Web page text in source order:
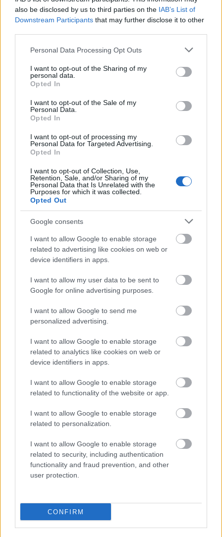
also be disclosed by us to third parties on the IAB’s List of
Downstream Participants that may further disclose it to other
Please note that this website/app uses one or more Google
not limited to your visit or usage behaviour. You may click to
grant or deny consent to Google and its third-party tags to
use your data for below specified purposes in below Google
consent section.
Personal Data Processing Opt Outs
I want to opt-out of the Sharing of my
personal data.
Opted In
I want to opt-out of the Sale of my
Personal Data.
Opted In
I want to opt-out of processing my
Personal Data for Targeted Advertising.
Opted In
I want to opt-out of Collection, Use,
Retention, Sale, and/or Sharing of my
Personal Data that Is Unrelated with the
Purposes for which it was collected.
Opted Out
Google consents
I want to allow Google to enable storage
related to advertising like cookies on web or
device identifiers in apps.
I want to allow my user data to be sent to
Google for online advertising purposes.
I want to allow Google to send me
personalized advertising.
I want to allow Google to enable storage
related to analytics like cookies on web or
device identifiers in apps.
I want to allow Google to enable storage
related to functionality of the website or app.
I want to allow Google to enable storage
related to personalization.
I want to allow Google to enable storage
related to security, including authentication
functionality and fraud prevention, and other
user protection.
CONFIRM
Armstrong bukása(The Armstrong Lie, 2013),
Fela Kuti élete
(Finding Fela!, 2014), és az
Apple alapítójának története
A film tervezett bemutaójának ideje:
2015. november 19.
Film Tom Cruise Vallás Botrány
VÁLHATTÁL VOLNA?
TITKOK: ITT A SHELBY OAKS – A GONOSZ
NYOMÁBAN MAGYAR ELŐZETESE